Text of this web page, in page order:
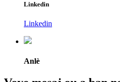
Linkedin
Linkedin
Anlè